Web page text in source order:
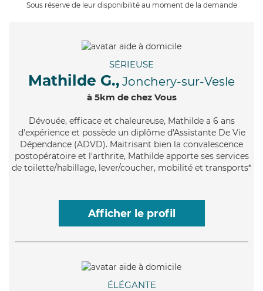
Sous réserve de leur disponibilité au moment de la demande
SÉRIEUSE
Mathilde G., Jonchery-sur-Vesle
à 5km de chez Vous
Dévouée, efficace et chaleureuse, Mathilde a 6 ans
d'expérience et possède un diplôme d'Assistante De Vie
Dépendance (ADVD). Maitrisant bien la convalescence
postopératoire et l'arthrite, Mathilde apporte ses services
de toilette/habillage, lever/coucher, mobilité et transports*
Afficher le profil
ÉLÉGANTE